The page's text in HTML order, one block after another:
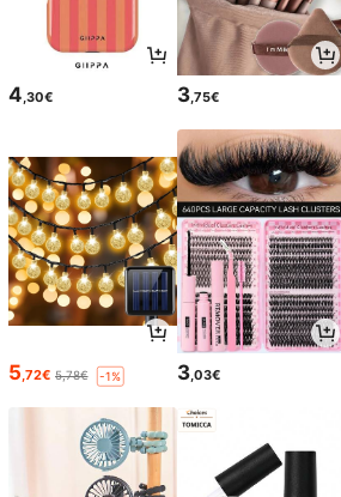
4,30€ 3,75€
5,72€ 5,78€ -1% 3,03€